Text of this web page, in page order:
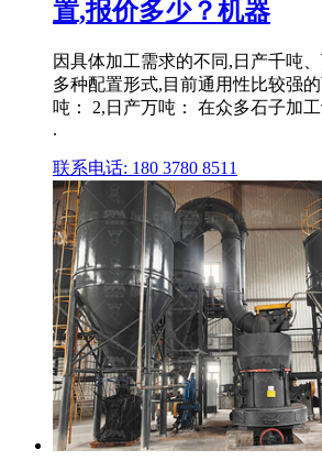
置,报价多少？机器
因具体加工需求的不同,日产千吨
多种配置形式,目前通用性比较强
吨： 2,日产万吨： 在众多石子加
.
联系电话: 180 3780 8511